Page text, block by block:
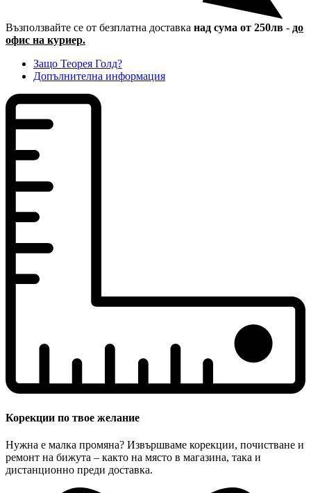
Възползвайте се от безплатна доставка над сума от 250лв - до
офис на куриер.
Защо Теорея Голд?
Допълнителна информация
Корекции по твое желание
Нужна е малка промяна? Извършваме корекции, почистване и
ремонт на бижута – както на място в магазина, така и
дистанционно преди доставка.